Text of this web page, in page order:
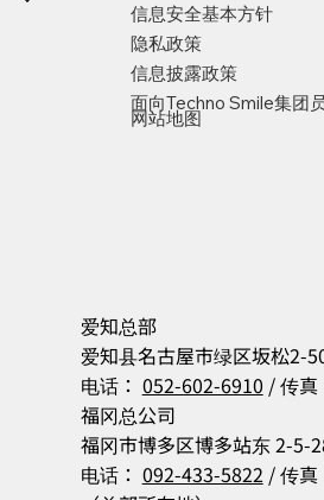
信息安全基本方针
隐私政策
信息披露政策
面向Techno Smile集团
网站地图
爱知总部
爱知县名古屋市绿区坂松2-
电话： 052-602-6910 / 传
福冈总公司
福冈市博多区博多站东 2-5-
电话： 092-433-5822 / 传